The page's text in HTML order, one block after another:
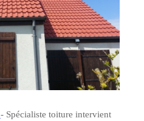
- Spécialiste toiture intervient